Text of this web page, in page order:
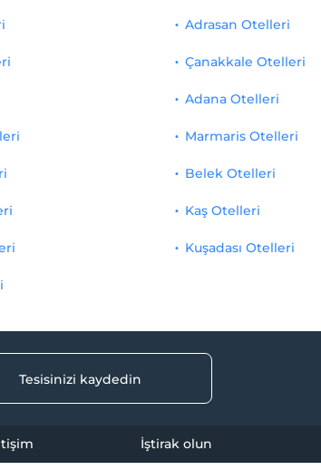
Adrasan Otelleri
Çanakkale Otelleri
Adana Otelleri
Marmaris Otelleri
Belek Otelleri
Kaş Otelleri
Kuşadası Otelleri
Tesisinizi kaydedin
İştirak olun